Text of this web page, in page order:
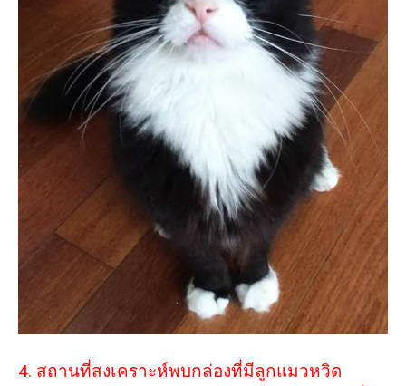
4. สถานที่สงเคราะห์พบกล่องที่มีลูกแมวหวิด